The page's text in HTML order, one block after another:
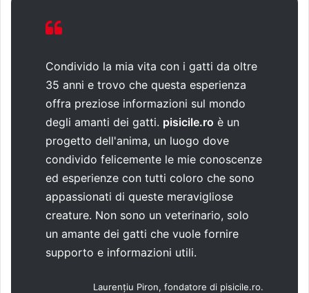
Condivido la mia vita con i gatti da oltre
35 anni e trovo che questa esperienza
offra preziose informazioni sul mondo
degli amanti dei gatti. pisicile.ro è un
progetto dell'anima, un luogo dove
condivido felicemente le mie conoscenze
ed esperienze con tutti coloro che sono
appassionati di queste meravigliose
creature. Non sono un veterinario, solo
un amante dei gatti che vuole fornire
supporto e informazioni utili.
Laurențiu Piron, fondatore di pisicile.ro.